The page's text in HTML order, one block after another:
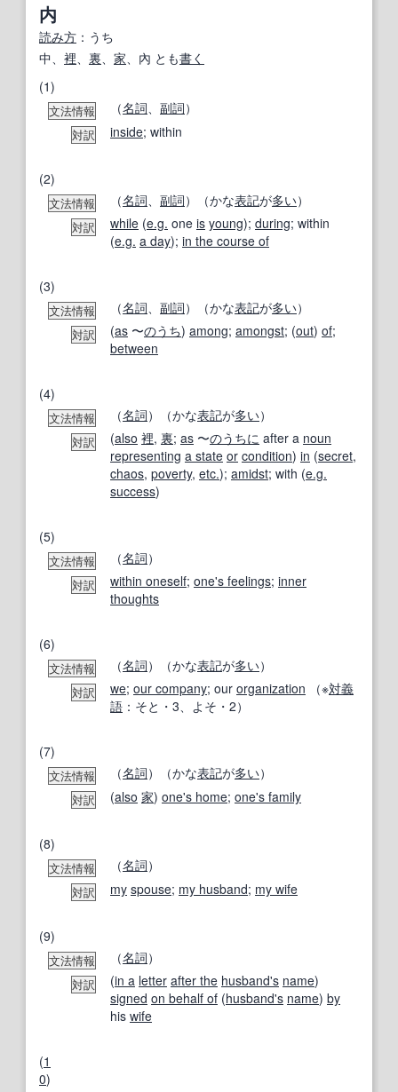
内
読み方 ：うち
中、 裡、 裏、 家、內 とも書く
(1)
文法情報 （名詞、 副詞）
対訳 inside; within
(2)
文法情報 （名詞、 副詞）（かな表記が多い）
対訳 while (e.g. one is young); during; within
(e.g. a day); in the course of
(3)
文法情報 （名詞、 副詞）（かな表記が多い）
対訳 (as 〜のうち) among; amongst; (out) of;
between
(4)
文法情報 （名詞）（かな表記が多い）
対訳 (also 裡, 裏; as 〜のうちに after a noun
representing a state or condition) in (secret,
chaos, poverty, etc.); amidst; with (e.g.
success)
(5)
文法情報 （名詞）
対訳 within oneself; one's feelings; inner
thoughts
(6)
文法情報 （名詞）（かな表記が多い）
対訳 we; our company; our organization （※対義
語 ：そと・3、よそ・2）
(7)
文法情報 （名詞）（かな表記が多い）
対訳 (also 家) one's home; one's family
(8)
文法情報 （名詞）
対訳 my spouse; my husband; my wife
(9)
文法情報 （名詞）
対訳 (in a letter after the husband's name)
signed on behalf of (husband's name) by
his wife
(1
0)